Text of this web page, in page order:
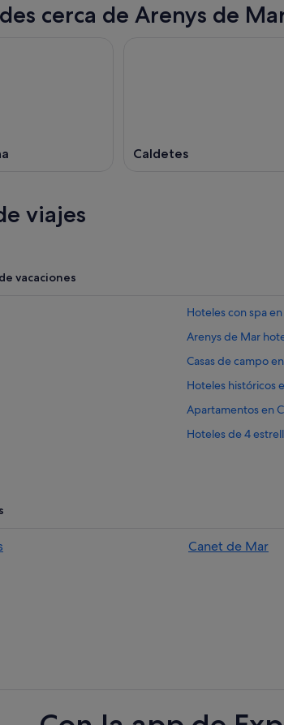
cerca de Arenys de
Caldetes
viajes
vacaciones
Hoteles con spa
Arenys de Mar
Casas de campo
Hoteles históricos
Apartamentos en
Hoteles de 4
Mar
Hoteles cerca de
Canet de Mar